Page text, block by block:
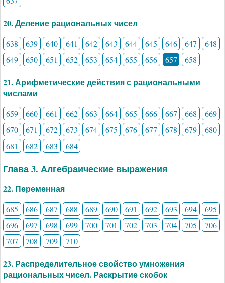
20. Деление рациональных чисел
638 639 640 641 642 643 644 645 646 647
648
649
650 651 652 653 654 655 656 657 658
21. Арифметические действия с рациональными
числами
659 660 661 662 663 664 665 666 667 668
669
670
671 672 673 674 675 676 677 678 679
680
681
682 683 684
Глава 3. Алгебраические выражения
22. Переменная
685 686 687 688 689 690 691 692 693 694
695
696
697 698 699 700 701 702 703 704 705
706
707
708 709 710
23. Распределительное свойство умножения
рациональных чисел. Раскрытие скобок